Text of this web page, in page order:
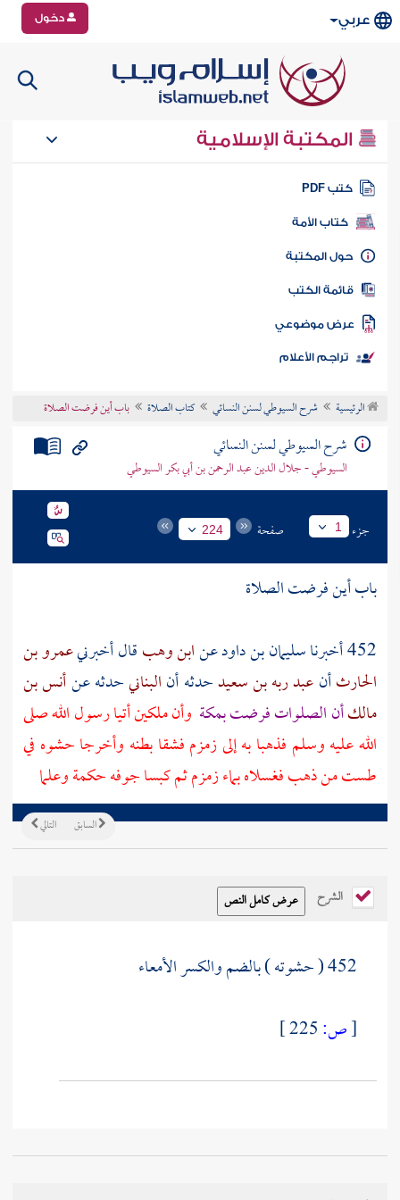
عربي دخول
المكتبة الإسلامية
كتب PDF
كتاب الأمة
المكتبة
الكتب
موضوعي
تراجم الأعلام
الرئيسية شرح السيوطي لسنن النسائي كتاب الصلاة باب أين فرضت الصلاة
شرح السيوطي لسنن النسائي
السيوطي - جلال الدين عبد الرحمن بن أبي بكر السيوطي
جزء 1 صفحة 224
باب أين فرضت الصلاة
452 أخبرنا
سليمان بن داودعنابن وهبقال أخبرنيعمرو بن
الحارثأنعبد ربه بن سعيدحدثه أنالبنانيحدثه عنأنس بن
مالكأن الصلوات فرضتبمكة وأن ملكين أتيا رسول الله صلى
الله عليه وسلم فذهبا به إلىزمزمفشقا بطنه وأخرجا حشوه في
طست من ذهب فغسلاه بماءزمزمثم كبسا جوفه حكمة وعلما
التالي السابق
الشرح
452 ( حشوته ) بالضم والكسر الأمعاء
[ص: